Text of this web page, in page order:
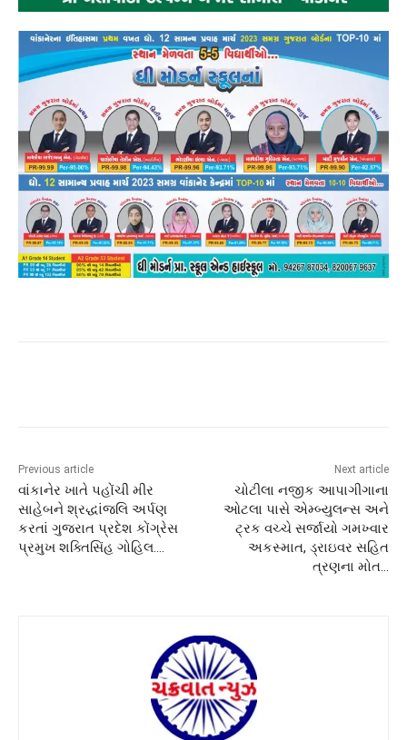
Previous article
વાંકાનેર ખાતે પહોંચી મીર
સાહેબને શ્રદ્ધાંજલિ અર્પણ
કરતાં ગુજરાત પ્રદેશ કોંગ્રેસ
પ્રમુખ શક્તિસિંહ ગોહિલ….
Next article
ચોટીલા નજીક આપાગીગાના
ઓટલા પાસે એમ્બ્યુલન્સ અને
ટ્રક વચ્ચે સર્જાયો ગમખ્વાર
અકસ્માત, ડ્રાઇવર સહિત
ત્રણના મોત…